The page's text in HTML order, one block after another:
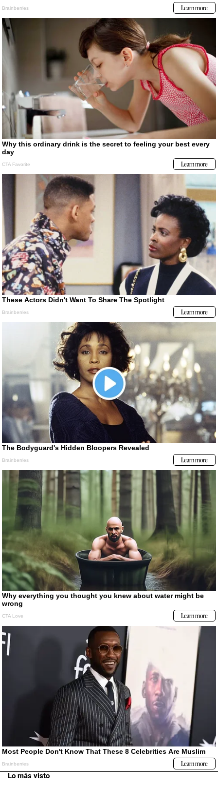
Lo más visto